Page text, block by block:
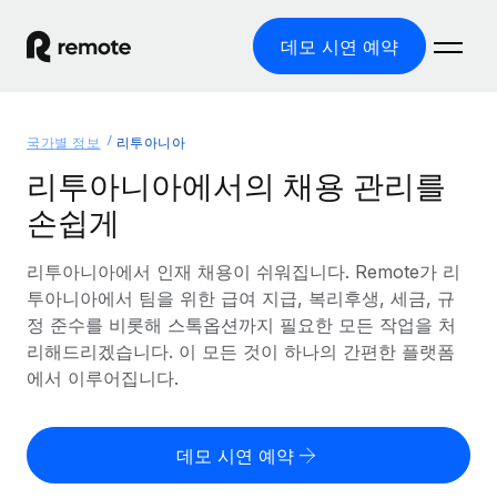
데모 시연 예약
글로벌 고용
글로벌 급여
규정을 준수하며 급여 지급을 손쉽게 처리
기록상 고용주(EOR)
법인 설립 비용 없이 전 세계로 사업을 확장
솔루션
글로벌 서비스 제공
국가별 정보
국가별 글로벌 채용 지원 알아보기
미국 주별 정보
Remote와 다른 솔루션 비교
다른 업체들과 비교해보기
리소스
도구 및 계산기
오분류 리스크 평가 도구
국가별 총 인건비 계산
요금
한국어
English
국가별 정보 리투아니아
리투아니아에서의 채용 관리를
손쉽게
리투아니아에서 인재 채용이 쉬워집니다. Remote가 리
투아니아에서 팀을 위한 급여 지급, 복리후생, 세금, 규
정 준수를 비롯해 스톡옵션까지 필요한 모든 작업을 처
리해드리겠습니다. 이 모든 것이 하나의 간편한 플랫폼
에서 이루어집니다.
데모 시연 예약